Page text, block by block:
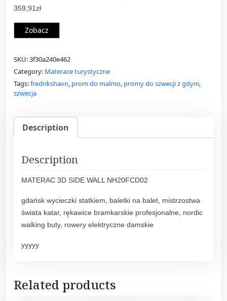
359,91zł
Zobacz
SKU:3f30a240e462
Category: Materace turystyczne
Tags:fredrikshavn, prom do malmo, promy do szwecji z gdyni,
szwecja
Description
Description
MATERAC 3D SIDE WALL NH20FCD02
gdańsk wycieczki statkiem, baletki na balet, mistrzostwa
świata katar, rękawice bramkarskie profesjonalne, nordic
walking buty, rowery elektryczne damskie
yyyyy
Related products